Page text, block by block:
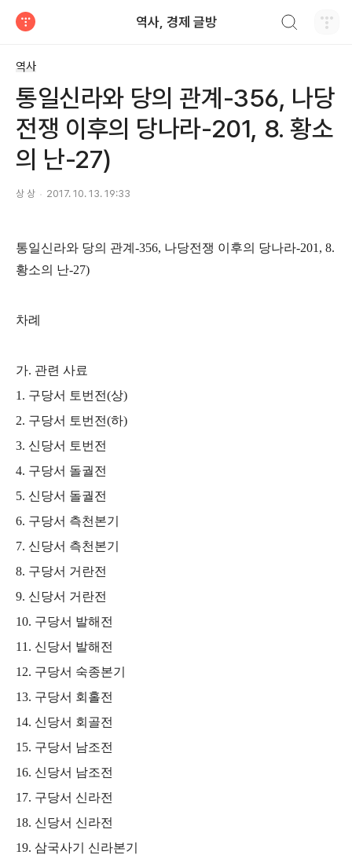
역사, 경제 글방
역사
통일신라와 당의 관계-356, 나당
전쟁 이후의 당나라-201, 8. 황소
의 난-27)
상 상 2017. 10. 13. 19:33
통일신라와 당의 관계 -356, 나당전쟁 이후의 당나라-201, 8.
황소의 난-27)
차례
가. 관련 사료
1. 구당서 토번전(상)
2. 구당서 토번전(하)
3. 신당서 토번전
4. 구당서 돌궐전
5. 신당서 돌궐전
6. 구당서 측천본기
7. 신당서 측천본기
8. 구당서 거란전
9. 신당서 거란전
10. 구당서 발해전
11. 신당서 발해전
12. 구당서 숙종본기
13. 구당서 회홀전
14. 신당서 회골전
15. 구당서 남조전
16. 신당서 남조전
17. 구당서 신라전
18. 신당서 신라전
19. 삼국사기 신라본기